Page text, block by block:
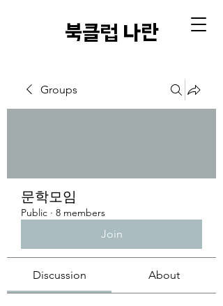
​북클럽 나란
Groups
문학모임
Public · 8 members
Join
Discussion About